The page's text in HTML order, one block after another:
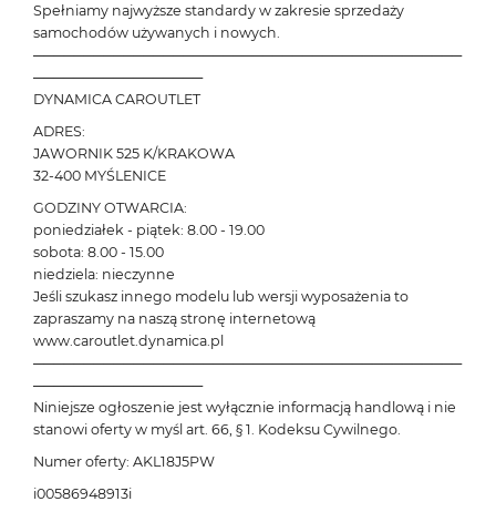
Spełniamy najwyższe standardy w zakresie sprzedaży
samochodów używanych i nowych.
───────────────────────────────────────────
─────────────────
DYNAMICA CAROUTLET
ADRES:
JAWORNIK 525 K/KRAKOWA
32-400 MYŚLENICE
GODZINY OTWARCIA:
poniedziałek - piątek: 8.00 - 19.00
sobota: 8.00 - 15.00
niedziela: nieczynne
Jeśli szukasz innego modelu lub wersji wyposażenia to
zapraszamy na naszą stronę internetową
www.caroutlet.dynamica.pl
───────────────────────────────────────────
─────────────────
Niniejsze ogłoszenie jest wyłącznie informacją handlową i nie
stanowi oferty w myśl art. 66, § 1. Kodeksu Cywilnego.
Numer oferty: AKL18J5PW
i00586948913i